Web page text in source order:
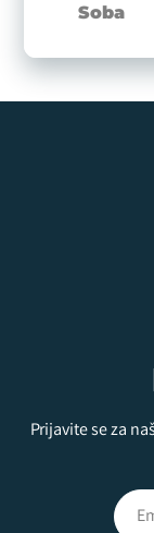
Soba
Prijavite se za